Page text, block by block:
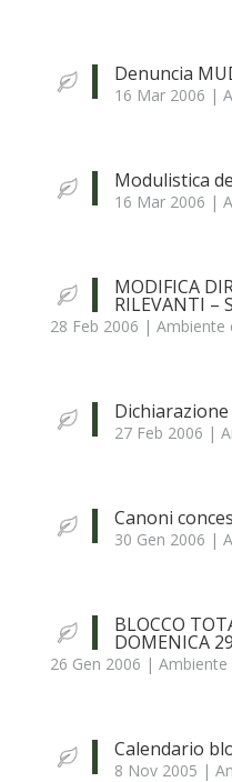
Denuncia
16 Mar 2006 |
Modulistica
16 Mar 2006 |
MODIFICA
RILEVANTI –
28 Feb 2006 | Ambiente
27 Feb 2006 |
Canoni
30 Gen 2006 |
BLOCCO
DOMENICA
26 Gen 2006 | Ambiente
Calendario
8 Nov 2005 |